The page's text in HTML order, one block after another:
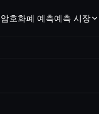
암호화폐 예측예측 시장